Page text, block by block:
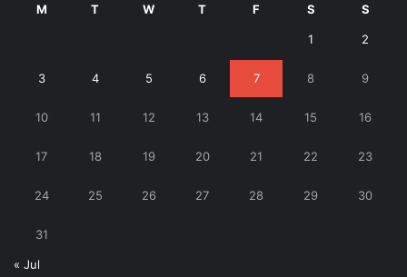
M T W T F S S
1 2
3 4 5 6 7 8 9
10 11 12 13 14 15 16
17 18 19 20 21 22 23
24 25 26 27 28 29 30
31
« Jul